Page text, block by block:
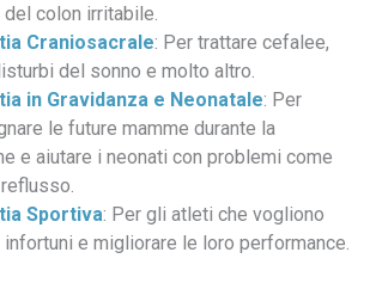
colon irritabile.
Craniosacrale: Per trattare cefalee,
del sonno e molto altro.
in Gravidanza e Neonatale: Per
le future mamme durante la
e aiutare i neonati con problemi come
Sportiva: Per gli atleti che vogliono
e migliorare le loro performance.